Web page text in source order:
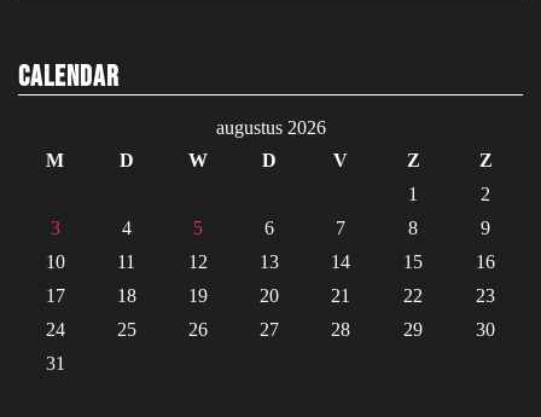
Calendar
augustus 2026
M
D W D V Z
Z
1
2
3
4 5 6 7 8
9
10
11 12 13 14 15
16
17
18 19 20 21 22
23
24
25 26 27 28 29
30
31